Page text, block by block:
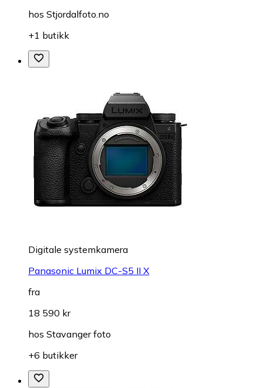
hos Stjordalfoto.no
+1 butikk
Digitale systemkamera
Panasonic Lumix DC-S5 II X
fra
18 590 kr
hos Stavanger foto
+6 butikker